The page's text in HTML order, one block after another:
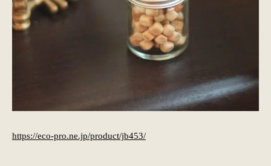
https://eco-pro.ne.jp/product/jb453/